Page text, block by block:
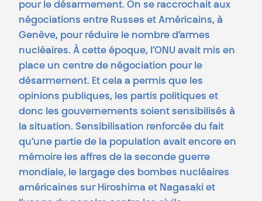
pour le désarmement. On se raccrochait aux
négociations entre Russes et Américains, à
Genève, pour réduire le nombre d’armes
nucléaires. À cette époque, l’ONU avait mis en
place un centre de négociation pour le
désarmement. Et cela a permis que les
opinions publiques, les partis politiques et
donc les gouvernements soient sensibilisés à
la situation. Sensibilisation renforcée du fait
qu’une partie de la population avait encore en
mémoire les affres de la seconde guerre
mondiale, le largage des bombes nucléaires
américaines sur Hiroshima et Nagasaki et